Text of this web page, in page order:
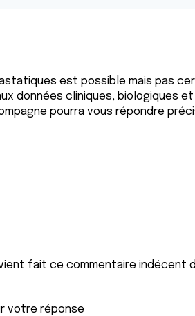
est possible mais pas
données cliniques, biologiques et
pourra vous répondre
fait ce commentaire indécent
votre réponse